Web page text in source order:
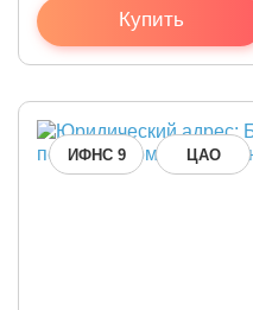
Купить
ИФНС 9 ЦАО